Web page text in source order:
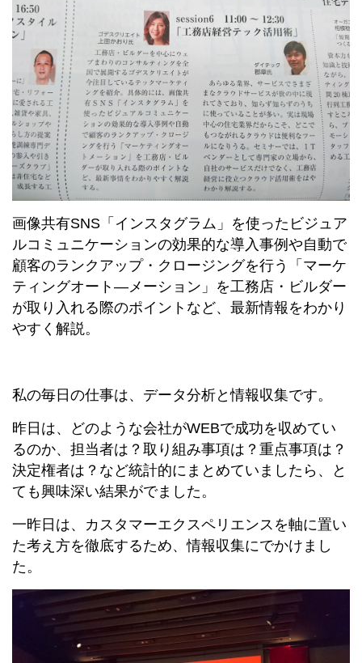
画像共有SNS「インスタグラム」を使ったビジュア
ルコミュニケーションの効果的な導入事例や自動で
顧客のランクアップ・クロージングを行う「マーケ
ティングオート―メーション」を工務店・ビルダー
が取り入れる際のポイントなど、最新情報をわかり
やすく解説。
私の毎日の仕事は、データ分析と情報収集です。
昨日は、どのような会社がWEBで成功を収めてい
るのか、担当者は？取り組み事項は？重点事項は？
決定権者は？など統計的にまとめていましたら、と
ても興味深い結果がでました。
一昨日は、カスタマーエクスペリエンスを軸に置い
た考え方を徹底するため、情報収集にでかけまし
た。